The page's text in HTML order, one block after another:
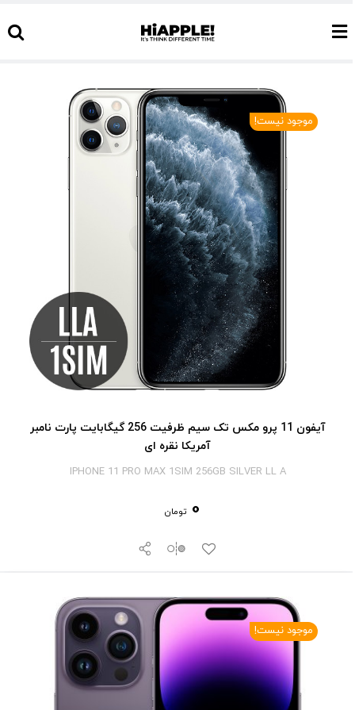
to
موجود نیست!
آیفون 11 پرو مکس تک سیم ظرفیت 256 گیگابایت پارت نامبر
آمریکا نقره ای
IPHONE 11 PRO MAX 1SIM 256GB SILVER LL A
0 تومان
موجود نیست!